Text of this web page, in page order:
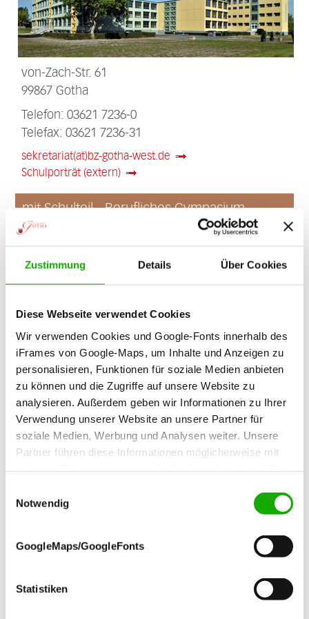
Zustimmung Details Über Cookies
Diese Webseite verwendet Cookies
Wir verwenden Cookies und Google-Fonts innerhalb des
iFrames von Google-Maps, um Inhalte und Anzeigen zu
personalisieren, Funktionen für soziale Medien anbieten
zu können und die Zugriffe auf unsere Website zu
analysieren. Außerdem geben wir Informationen zu Ihrer
Verwendung unserer Website an unsere Partner für
soziale Medien, Werbung und Analysen weiter. Unsere
Partner führen diese Informationen möglicherweise mit
gesammelt haben.
Notwendig
GoogleMaps/GoogleFonts
Statistiken
von-Zach-Str. 61
99867 Gotha
Telefon: 03621 7236-0
Telefax: 03621 7236-31
sekretariat(at)bz-gotha-west.de
Schulporträt (extern)
mit Schulteil - Berufliches Gymnasium
Inselsbergstr. 59
sekretariatbg(at)bz-gotha-west.de
Berufsschulzentrum Hugo Mairich
99867 Gotha